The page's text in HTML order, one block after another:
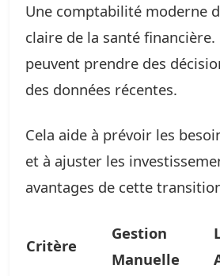
Une comptabilité moderne
claire de la santé
peuvent prendre des
des données récentes.
Cela aide à prévoir les
et à ajuster les
avantages de cette
Critère
Gestion
Manuelle